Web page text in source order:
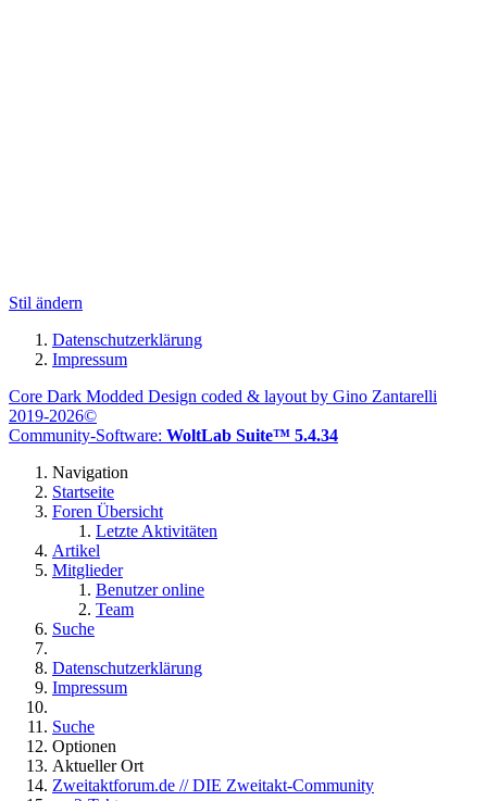
Stil ändern
Datenschutzerklärung
Impressum
Core Dark Modded Design coded & layout by Gino Zantarelli
2019-2026©
Community-Software: WoltLab Suite™ 5.4.34
Navigation
Startseite
Foren Übersicht
Letzte Aktivitäten
Artikel
Mitglieder
Benutzer online
Team
Suche
Datenschutzerklärung
Impressum
Suche
Optionen
Aktueller Ort
Zweitaktforum.de // DIE Zweitakt-Community